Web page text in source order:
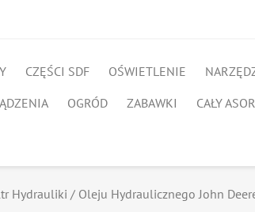
CZĘŚCI SDF OŚWIETLENIE
OGRÓD ZABAWKI CAŁY
Hydrauliki / Oleju Hydraulicznego John